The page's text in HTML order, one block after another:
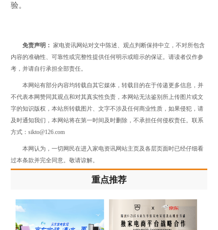
验。
免责声明： 家电资讯网站对文中陈述、观点判断保持中立，不对所包含
内容的准确性、可靠性或完整性提供任何明示或暗示的保证。请读者仅作参
考，并请自行承担全部责任。
本网站有部分内容均转载自其它媒体，转载目的在于传递更多信息，并
不代表本网赞同其观点和对其真实性负责，本网站无法鉴别所上传图片或文
字的知识版权，本站所转载图片、文字不涉及任何商业性质，如果侵犯，请
及时通知我们，本网站将在第一时间及时删除，不承担任何侵权责任。联系
方式：sikto@126.com
本网认为，一切网民在进入家电资讯网站主页及各层页面时已经仔细看
过本条款并完全同意。敬请谅解。
重点推荐